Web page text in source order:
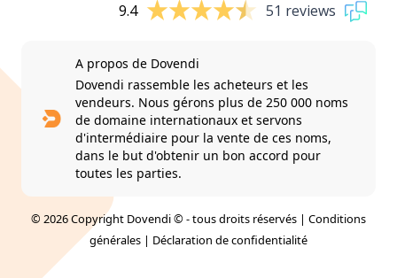
9.4 51 reviews
A propos de Dovendi
Dovendi rassemble les acheteurs et les
vendeurs. Nous gérons plus de 250 000 noms
de domaine internationaux et servons
d'intermédiaire pour la vente de ces noms,
dans le but d'obtenir un bon accord pour
toutes les parties.
© 2026 Copyright Dovendi © - tous droits réservés | Conditions
générales | Déclaration de confidentialité